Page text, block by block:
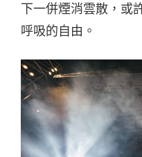
下一併煙消雲散，或
呼吸的自由。